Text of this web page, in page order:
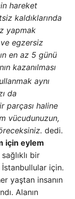
hareket
kaldıklarında
yapmak
egzersiz
en az 5 günü
kazanılması
aynı
da
parçası haline
vücudunuzun,
dedi.
için eylem
bir
için.
yaştan insanın
Alanın